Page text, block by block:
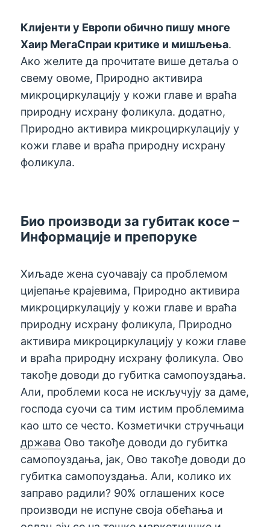
Клијенти у Европи обично пишу многе
Хаир МегаСпраи критике и мишљења.
Ако желите да прочитате више детаља о
свему овоме, Природно активира
микроциркулацију у кожи главе и враћа
природну исхрану фоликула. додатно,
Природно активира микроциркулацију у
кожи главе и враћа природну исхрану
фоликула.
Био производи за губитак косе –
Информације и препоруке
Хиљаде жена суочавају са проблемом
цијепање крајевима, Природно активира
микроциркулацију у кожи главе и враћа
природну исхрану фоликула, Природно
активира микроциркулацију у кожи главе
и враћа природну исхрану фоликула. Ово
такође доводи до губитка самопоуздања.
Али, проблеми коса не искључују за даме,
господа суочи са тим истим проблемима
као што се често. Козметички стручњаци
држава Ово такође доводи до губитка
самопоуздања, јак, Ово такође доводи до
губитка самопоуздања. Али, колико их
заправо радили? 90% оглашених косе
производи не испуне своја обећања и